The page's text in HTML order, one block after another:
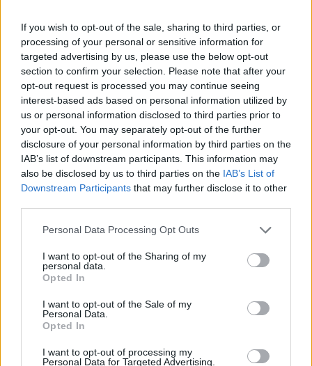
If you wish to opt-out of the sale, sharing to third parties, or
processing of your personal or sensitive information for
targeted advertising by us, please use the below opt-out
section to confirm your selection. Please note that after your
opt-out request is processed you may continue seeing
interest-based ads based on personal information utilized by
us or personal information disclosed to third parties prior to
your opt-out. You may separately opt-out of the further
disclosure of your personal information by third parties on the
IAB’s list of downstream participants. This information may
also be disclosed by us to third parties on the IAB’s List of
Downstream Participants that may further disclose it to other
Personal Data Processing Opt Outs
I want to opt-out of the Sharing of my
personal data.
Opted In
I want to opt-out of the Sale of my
Personal Data.
Opted In
I want to opt-out of processing my
Personal Data for Targeted Advertising.
Esim for Global
Esim for USA| Esim for Italy| Esim for Spain|Esim